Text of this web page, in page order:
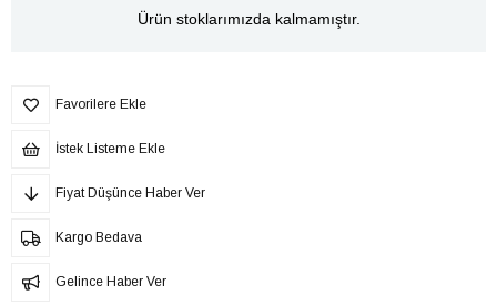
Ürün stoklarımızda kalmamıştır.
Favorilere Ekle
İstek Listeme Ekle
Fiyat Düşünce Haber Ver
Kargo Bedava
Gelince Haber Ver